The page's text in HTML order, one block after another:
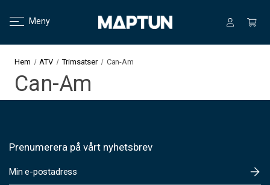
Meny
Hem ATV Trimsatser Can-Am
Can-Am
Prenumerera på vårt nyhetsbrev
-